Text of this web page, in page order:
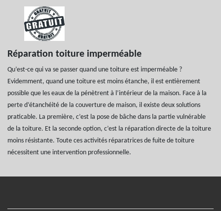
Réparation toiture imperméable
Qu’est-ce qui va se passer quand une toiture est imperméable ?
Evidemment, quand une toiture est moins étanche, il est entièrement
possible que les eaux de la pénètrent à l’intérieur de la maison. Face à la
perte d’étanchéité de la couverture de maison, il existe deux solutions
praticable. La première, c’est la pose de bâche dans la partie vulnérable
de la toiture. Et la seconde option, c’est la réparation directe de la toiture
moins résistante. Toute ces activités réparatrices de fuite de toiture
nécessitent une intervention professionnelle.